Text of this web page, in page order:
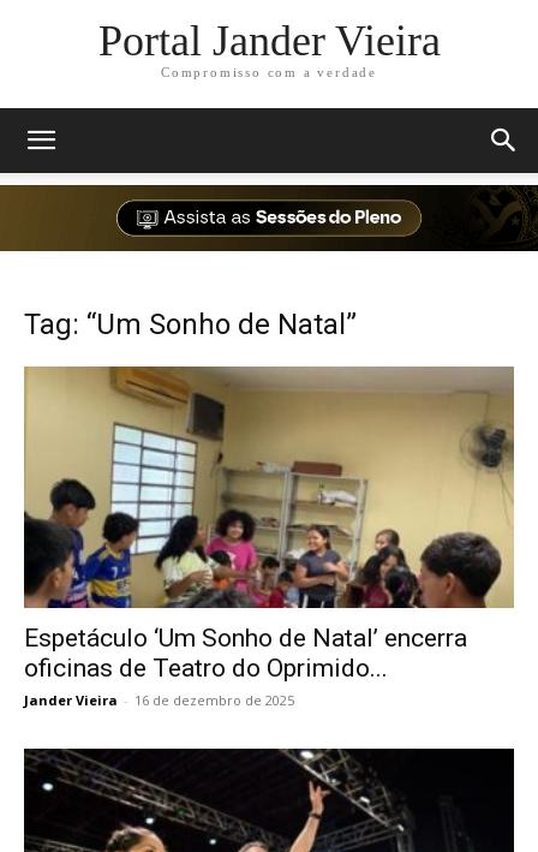
Portal Jander Vieira
Compromisso com a verdade
Tag: “Um Sonho de Natal”
Espetáculo ‘Um Sonho de Natal’ encerra
oficinas de Teatro do Oprimido...
Jander Vieira - 16 de dezembro de 2025